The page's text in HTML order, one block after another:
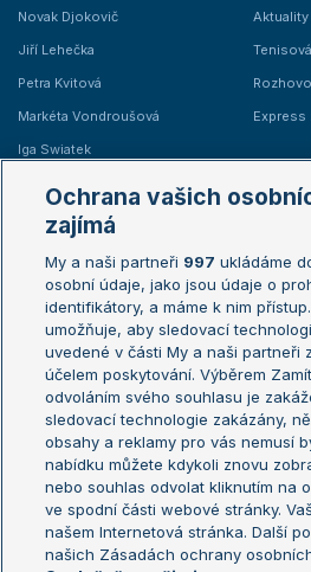
Novak Djokovič
Jiří Lehečka
Petra Kvitová
Markéta Vondroušová
Iga Swiatek
Aktuality
Express
Žebříčky
Žebříček ATP (muži)
Žebříček WTA (ženy)
Sázkařský žebříček
French
US Open
Turnaj
Turnaj
Aktualní trendy
Fotbalové přestupy
Livesport Daily
Ochrana vašich
zajímá
My a naši partneři 997 ukládáme
osobní údaje, jako jsou údaje o
identifikátory, a máme k nim
umožňuje, aby sledovací
uvedené v části My a naši partneři
účelem poskytování. Výběrem
odvoláním svého souhlasu je
sledovací technologie zakázány,
obsahy a reklamy pro vás nemusí
nabídku můžete kdykoli znovu
nebo souhlas odvolat kliknutím na
ve spodní části webové stránky.
našem Internetová stránka. Další
našich Zásadách ochrany